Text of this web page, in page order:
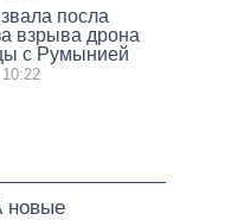
посла
взрыва дрона
с Румынией
новые